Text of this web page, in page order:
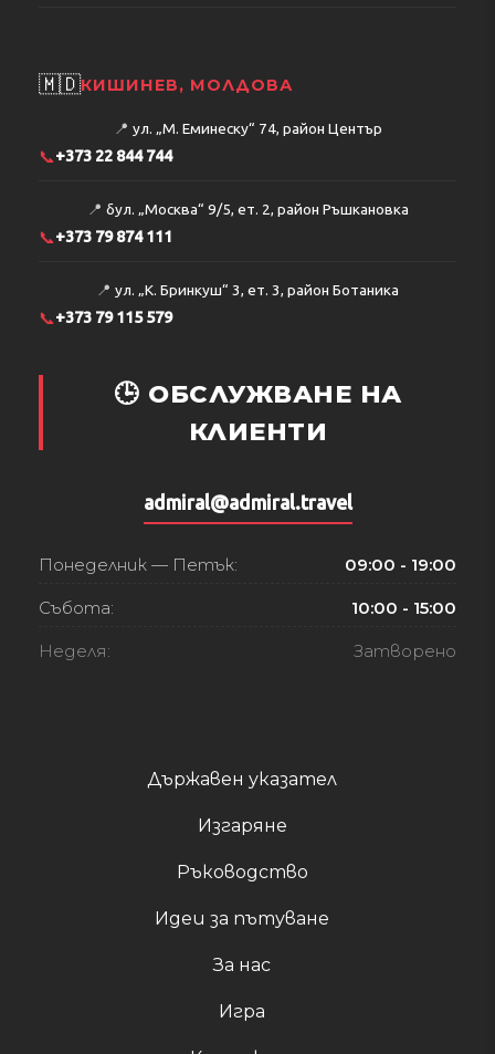
Държавен указател
Изгаряне
Ръководство
Идеи за пътуване
За нас
Игра
🇲🇩КИШИНЕВ, МОЛДОВА
📍 ул. „М. Еминеску“ 74, район Център
📞+373 22 844 744
📍 бул. „Москва“ 9/5, ет. 2, район Ръшкановка
📞+373 79 874 111
📍 ул. „К. Бринкуш“ 3, ет. 3, район Ботаника
📞+373 79 115 579
🕒 ОБСЛУЖВАНЕ НА
КЛИЕНТИ
admiral@admiral.travel
Понеделник — Петък: 09:00 - 19:00
Събота: 10:00 - 15:00
Неделя: Затворено